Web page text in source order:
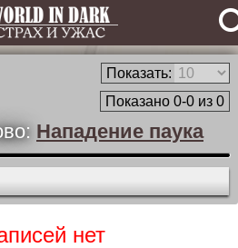
Показать:
Показано 0-0 из 0
Нападение паука
нет